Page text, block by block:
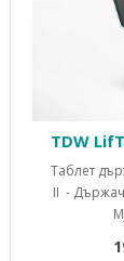
TDW
Таблет
II -